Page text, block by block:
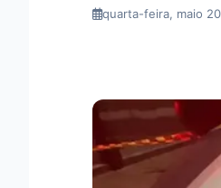
quarta-feira, maio